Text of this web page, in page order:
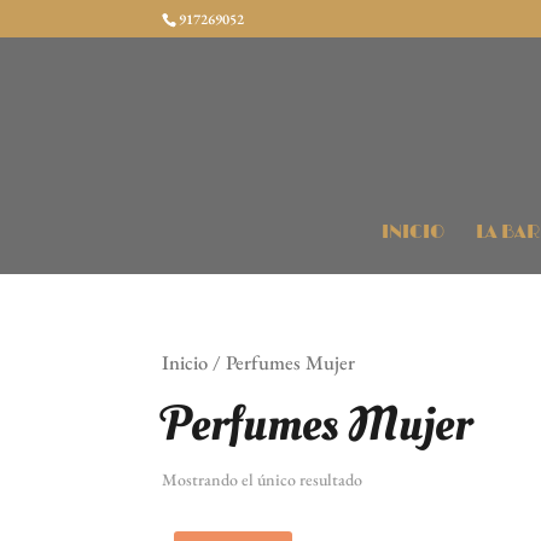
917269052
INICIO LA
Inicio / Perfumes Mujer
Perfumes Mujer
Mostrando el único resultado